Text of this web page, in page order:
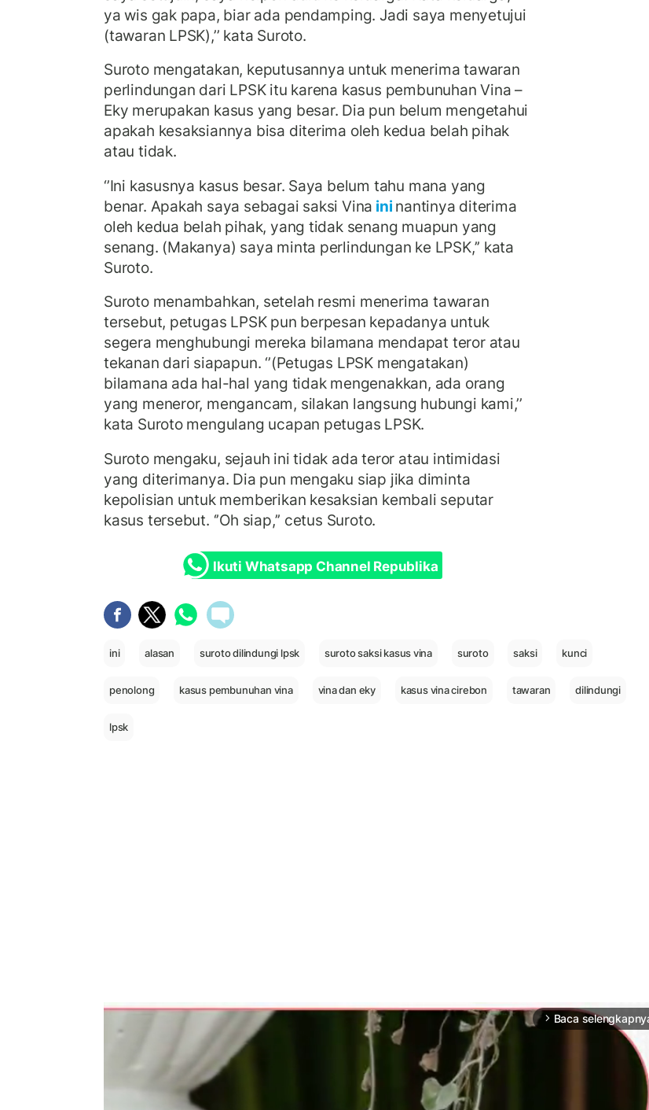
ya wis gak papa, biar ada pendamping. Jadi saya menyetujui
(tawaran LPSK),’’ kata Suroto.
Suroto mengatakan, keputusannya untuk menerima tawaran
perlindungan dari LPSK itu karena kasus pembunuhan Vina –
Eky merupakan kasus yang besar. Dia pun belum mengetahui
apakah kesaksiannya bisa diterima oleh kedua belah pihak
atau tidak.
‘’Ini kasusnya kasus besar. Saya belum tahu mana yang
benar. Apakah saya sebagai saksi Vina ini nantinya diterima
oleh kedua belah pihak, yang tidak senang muapun yang
senang. (Makanya) saya minta perlindungan ke LPSK,’’ kata
Suroto.
Suroto menambahkan, setelah resmi menerima tawaran
tersebut, petugas LPSK pun berpesan kepadanya untuk
segera menghubungi mereka bilamana mendapat teror atau
tekanan dari siapapun. ‘’(Petugas LPSK mengatakan)
bilamana ada hal-hal yang tidak mengenakkan, ada orang
yang meneror, mengancam, silakan langsung hubungi kami,’’
kata Suroto mengulang ucapan petugas LPSK.
Suroto mengaku, sejauh ini tidak ada teror atau intimidasi
yang diterimanya. Dia pun mengaku siap jika diminta
kepolisian untuk memberikan kesaksian kembali seputar
kasus tersebut. ‘’Oh siap,’’ cetus Suroto.
Ikuti Whatsapp Channel Republika
ini alasan suroto dilindungi lpsk suroto saksi kasus vina suroto saksi kunci
penolong kasus pembunuhan vina vina dan eky kasus vina cirebon tawaran dilindungi
lpsk
arrow_forward_ios Baca